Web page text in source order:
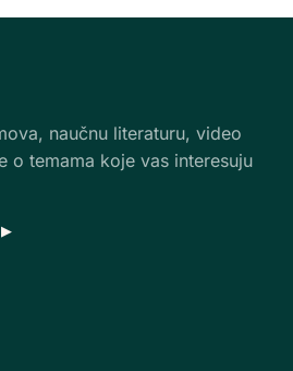
naučnu literaturu, video
o temama koje vas interesuju
▶